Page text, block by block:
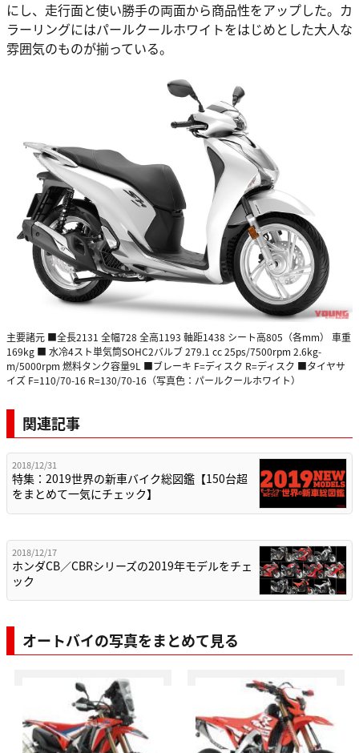
にし、走行面と使い勝手の両面から商品性をアップした。カ
ラーリングにはパールクールホワイトをはじめとした大人な
雰囲気のものが揃っている。
主要諸元 ■全長2131 全幅728 全高1193 軸距1438 シート高805（各mm） 車重
169kg ■ 水冷4スト単気筒SOHC2バルブ 279.1 cc 25ps/7500rpm 2.6kg-
m/5000rpm 燃料タンク容量9L ■ブレーキ F=ディスク R=ディスク ■タイヤサ
イズ F=110/70-16 R=130/70-16（写真色：パールクールホワイト）
関連記事
2018/12/31
特集：2019世界の新車バイク総図鑑【150台超
をまとめて一気にチェック】
2018/12/17
ホンダCB／CBRシリーズの2019年モデルをチェ
ック
オートバイの写真をまとめて見る